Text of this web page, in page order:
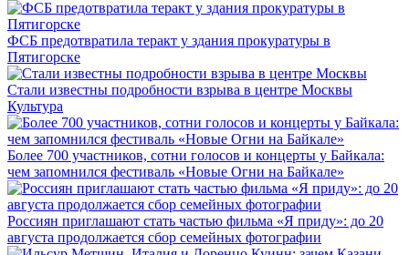
ФСБ предотвратила теракт у здания прокуратуры в
Пятигорске
Стали известны подробности взрыва в центре Москвы
Культура
Более 700 участников, сотни голосов и концерты у Байкала:
чем запомнился фестиваль «Новые Огни на Байкале»
Россиян приглашают стать частью фильма «Я приду»: до 20
августа продолжается сбор семейных фотографии